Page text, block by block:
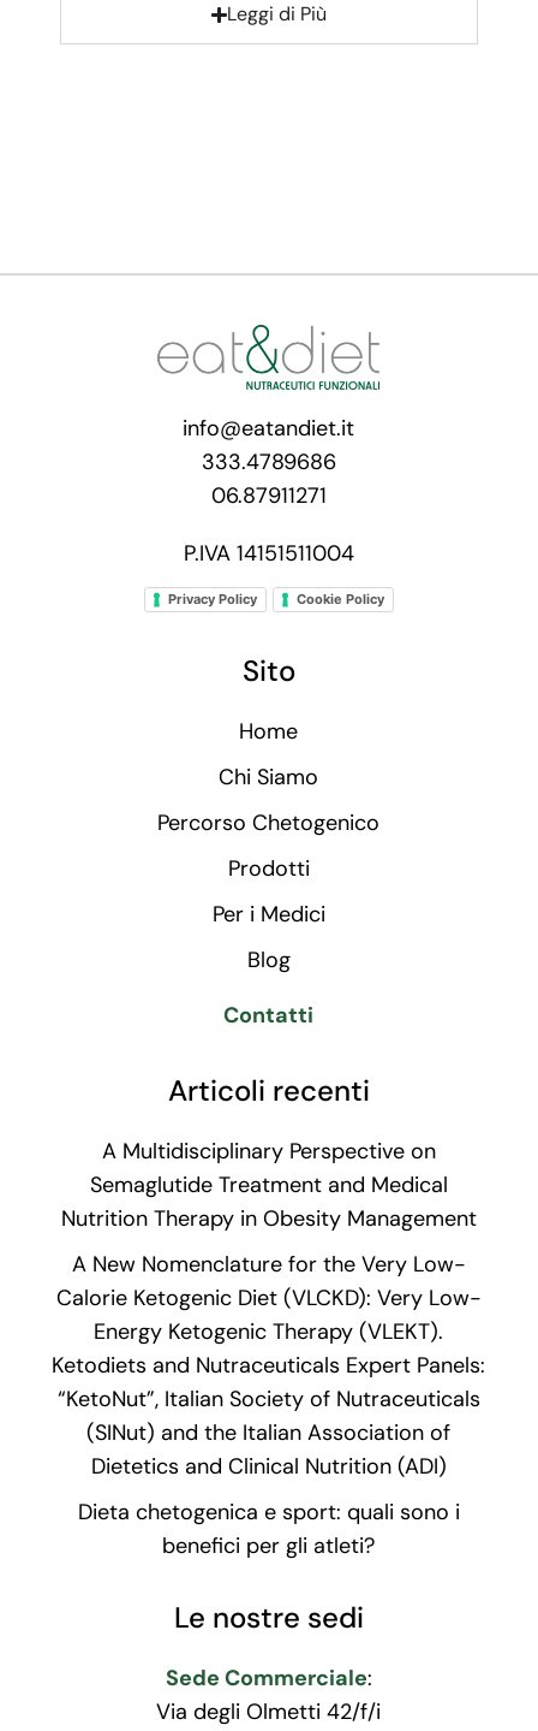
Leggi di Più
info@eatandiet.it
333.4789686
06.87911271
P.IVA 14151511004
Privacy Policy Cookie Policy
Sito
Home
Chi Siamo
Percorso Chetogenico
Prodotti
Per i Medici
Blog
Contatti
Articoli recenti
A Multidisciplinary Perspective on
Semaglutide Treatment and Medical
Nutrition Therapy in Obesity Management
A New Nomenclature for the Very Low-
Calorie Ketogenic Diet (VLCKD): Very Low-
Energy Ketogenic Therapy (VLEKT).
Ketodiets and Nutraceuticals Expert Panels:
“KetoNut”, Italian Society of Nutraceuticals
(SINut) and the Italian Association of
Dietetics and Clinical Nutrition (ADI)
Dieta chetogenica e sport: quali sono i
benefici per gli atleti?
Le nostre sedi
Sede Commerciale:
Via degli Olmetti 42/f/i